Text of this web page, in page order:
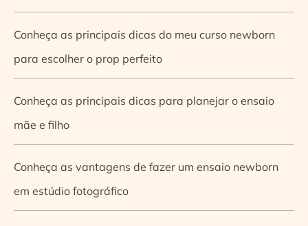
Conheça as principais dicas do meu curso newborn
para escolher o prop perfeito
Conheça as principais dicas para planejar o ensaio
mãe e filho
Conheça as vantagens de fazer um ensaio newborn
em estúdio fotográfico